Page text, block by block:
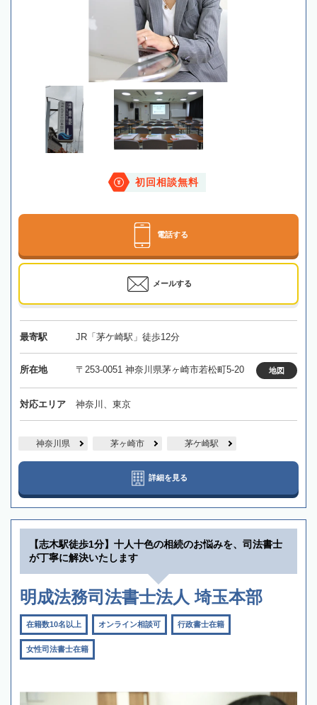
初回相談無料
電話する
メールする
最寄駅 JR「茅ケ崎駅」徒歩12分
所在地 〒253-0051 神奈川県茅ヶ崎市若松町5-20 地図
対応エリア 神奈川、東京
神奈川県 茅ヶ崎市 茅ケ崎駅
詳細を見る
【志木駅徒歩1分】十人十色の相続のお悩みを、司法書士
が丁寧に解決いたします
明成法務司法書士法人 埼玉本部
在籍数10名以上 オンライン相談可 行政書士在籍
女性司法書士在籍